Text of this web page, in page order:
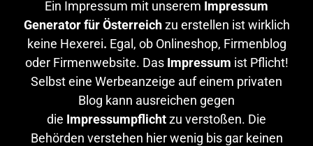
Ein Impressum mit unserem Impressum
Generator für Österreichzu erstellen ist wirklich
keine Hexerei. Egal, ob Onlineshop, Firmenblog
oder Firmenwebsite. Das Impressum ist Pflicht!
Selbst eine Werbeanzeige auf einem privaten
Blog kann ausreichen gegen
die Impressumpflichtzu verstoßen. Die
Behörden verstehen hier wenig bis gar keinen